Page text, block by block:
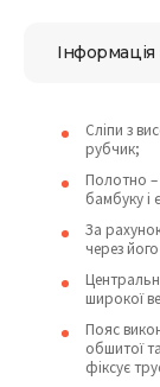
Сліпи з
рубчик;
Полотно –
бамбуку і
За
через
широкої
Пояс
обшитої
фіксує